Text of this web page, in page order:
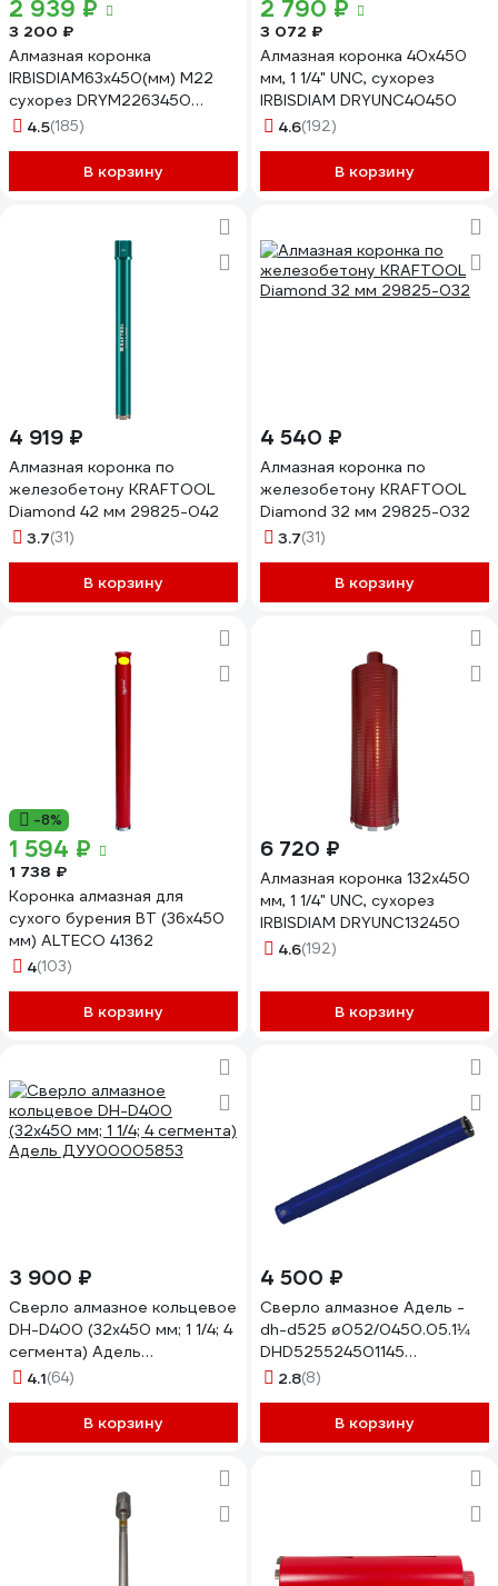
2 939 ₽
3 200 ₽
Алмазная коронка
IRBISDIAM63x450(мм) М22
сухорез DRYМ2263450
DRYm2263450
4.5(185)
В корзину
2 790 ₽
3 072 ₽
Алмазная коронка 40x450
мм, 1 1/4" UNC, сухорез
IRBISDIAM DRYUNC40450
4.6(192)
В корзину
4 919 ₽
Алмазная коронка по
железобетону KRAFTOOL
Diamond 42 мм 29825-042
3.7(31)
В корзину
4 540 ₽
Алмазная коронка по
железобетону KRAFTOOL
Diamond 32 мм 29825-032
3.7(31)
В корзину
-8%
1 594 ₽
1 738 ₽
Коронка алмазная для
сухого бурения BT (36х450
мм) ALTECO 41362
4(103)
В корзину
6 720 ₽
Алмазная коронка 132x450
мм, 1 1/4" UNC, сухорез
IRBISDIAM DRYUNC132450
4.6(192)
В корзину
3 900 ₽
Сверло алмазное кольцевое
DH-D400 (32х450 мм; 1 1/4; 4
сегмента) Адель
ДУУ00005853
4.1(64)
В корзину
4 500 ₽
Сверло алмазное Адель -
dh-d525 ø052/0450.05.1¼
DHD525524501145
AVRDHD525524501146
2.8(8)
В корзину